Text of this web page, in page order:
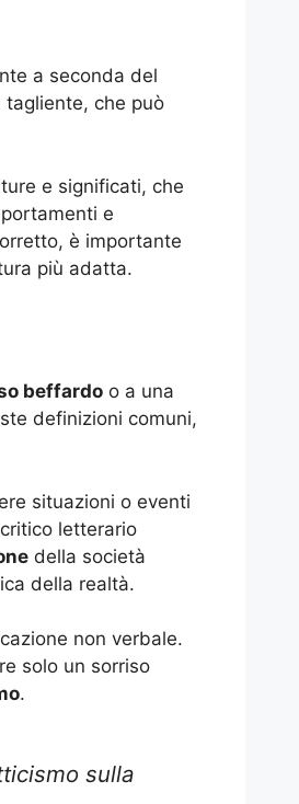
a seconda del
tagliente, che può
e significati, che
e
è importante
più adatta.
beffardo o a una
definizioni comuni,
situazioni o eventi
letterario
della società
della realtà.
non verbale.
solo un sorriso
.
sulla